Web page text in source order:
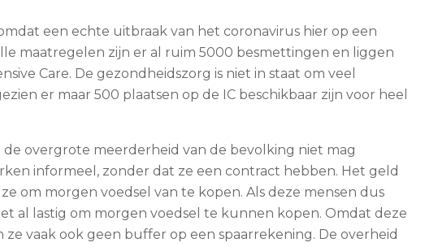
een echte uitbraak van het coronavirus hier op een
maatregelen zijn er al ruim 5000 besmettingen en liggen
Care. De gezondheidszorg is niet in staat om veel
er maar 500 plaatsen op de IC beschikbaar zijn voor heel
overgrote meerderheid van de bevolking niet mag
informeel, zonder dat ze een contract hebben. Het geld
om morgen voedsel van te kopen. Als deze mensen dus
al lastig om morgen voedsel te kunnen kopen. Omdat deze
vaak ook geen buffer op een spaarrekening. De overheid